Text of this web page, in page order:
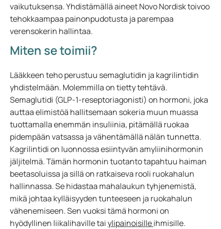
vaikutuksensa. Yhdistämällä aineet Novo Nordisk toivoo
tehokkaampaa painonpudotusta ja parempaa
verensokerin hallintaa.
Miten se toimii?
Lääkkeen teho perustuu semaglutidin ja kagrilintidin
yhdistelmään. Molemmilla on tietty tehtävä.
Semaglutidi (GLP-1-reseptoriagonisti) on hormoni, joka
auttaa elimistöä hallitsemaan sokeria muun muassa
tuottamalla enemmän insuliinia, pitämällä ruokaa
pidempään vatsassa ja vähentämällä nälän tunnetta.
Kagrilintidi on luonnossa esiintyvän amyliinihormonin
jäljitelmä. Tämän hormonin tuotanto tapahtuu haiman
beetasoluissa ja sillä on ratkaiseva rooli ruokahalun
hallinnassa. Se hidastaa mahalaukun tyhjenemistä,
mikä johtaa kylläisyyden tunteeseen ja ruokahalun
vähenemiseen. Sen vuoksi tämä hormoni on
hyödyllinen liikalihaville taiylipainoisilleihmisille.